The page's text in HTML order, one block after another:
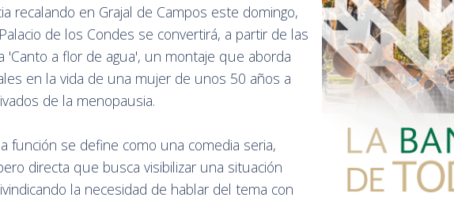
recalando en Grajal de Campos este domingo,
de los Condes se convertirá, a partir de las
'Canto a flor de agua', un montaje que aborda
en la vida de una mujer de unos 50 años a
de la menopausia.
función se define como una comedia seria,
directa que busca visibilizar una situación
la necesidad de hablar del tema con